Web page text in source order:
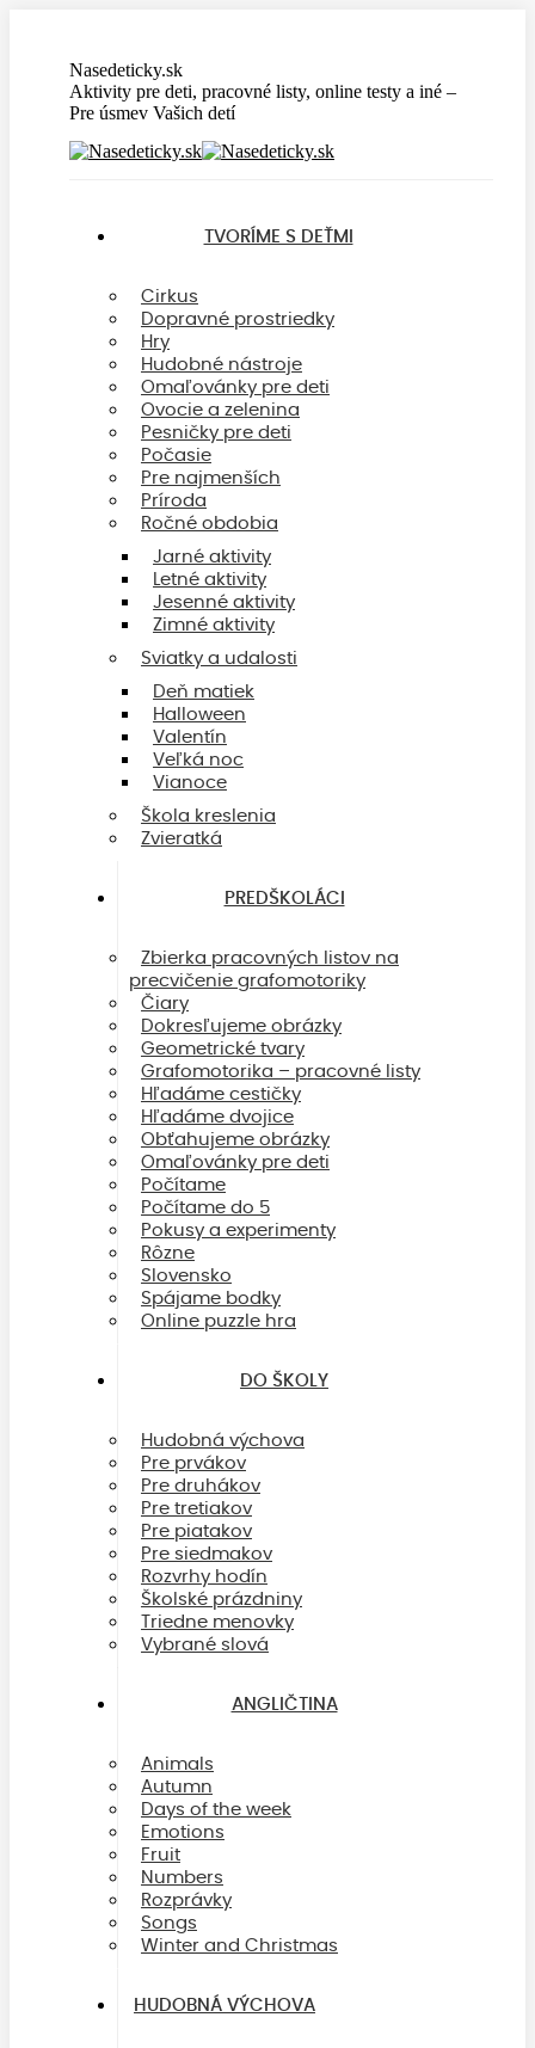
Nasedeticky.sk
Aktivity pre deti, pracovné listy, online testy a iné –
Pre úsmev Vašich detí
TVORÍME S DEŤMI
Cirkus
Dopravné prostriedky
Hry
Hudobné nástroje
Omaľovánky pre deti
Ovocie a zelenina
Pesničky pre deti
Počasie
Pre najmenších
Príroda
Ročné obdobia
Jarné aktivity
Letné aktivity
Jesenné aktivity
Zimné aktivity
Sviatky a udalosti
Deň matiek
Halloween
Valentín
Veľká noc
Vianoce
Škola kreslenia
Zvieratká
PREDŠKOLÁCI
Zbierka pracovných listov na
precvičenie grafomotoriky
Čiary
Dokresľujeme obrázky
Geometrické tvary
Grafomotorika – pracovné listy
Hľadáme cestičky
Hľadáme dvojice
Obťahujeme obrázky
Omaľovánky pre deti
Počítame
Počítame do 5
Pokusy a experimenty
Rôzne
Slovensko
Spájame bodky
Online puzzle hra
DO ŠKOLY
Hudobná výchova
Pre prvákov
Pre druhákov
Pre tretiakov
Pre piatakov
Pre siedmakov
Rozvrhy hodín
Školské prázdniny
Triedne menovky
Vybrané slová
ANGLIČTINA
Animals
Autumn
Days of the week
Emotions
Fruit
Numbers
Rozprávky
Songs
Winter and Christmas
HUDOBNÁ VÝCHOVA